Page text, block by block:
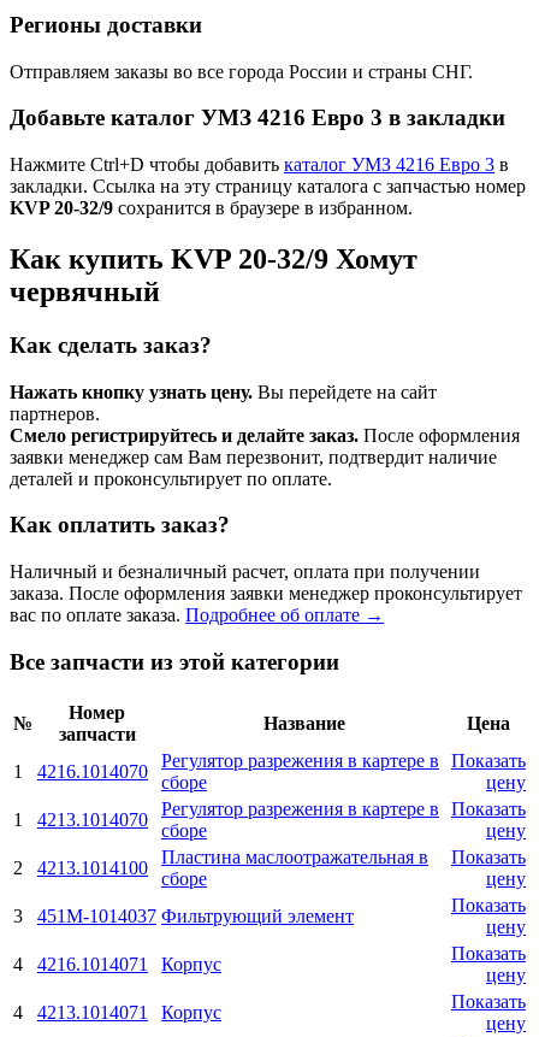
Регионы доставки
Отправляем заказы во все города России и страны СНГ.
Добавьте каталог УМЗ 4216 Евро 3 в закладки
Нажмите Ctrl+D чтобы добавить каталог УМЗ 4216 Евро 3 в
закладки. Ссылка на эту страницу каталога с запчастью номер
KVP 20-32/9 сохранится в браузере в избранном.
Как купить KVP 20-32/9 Хомут
червячный
Как сделать заказ?
Нажать кнопку узнать цену. Вы перейдете на сайт
партнеров.
Смело регистрируйтесь и делайте заказ. После оформления
заявки менеджер сам Вам перезвонит, подтвердит наличие
деталей и проконсультирует по оплате.
Как оплатить заказ?
Наличный и безналичный расчет, оплата при получении
заказа. После оформления заявки менеджер проконсультирует
вас по оплате заказа. Подробнее об оплате →
Все запчасти из этой категории
№
Номер
запчасти
Название Цена
1 4216.1014070
Регулятор разрежения в картере в
сборе
Показать
цену
1
4213.1014070
Регулятор разрежения в картере в
сборе
Показать
цену
2
4213.1014100
Пластина маслоотражательная в
сборе
Показать
цену
3
451М-1014037 Фильтрующий элемент
Показать
цену
4
4216.1014071 Корпус
Показать
цену
4
4213.1014071 Корпус
Показать
цену